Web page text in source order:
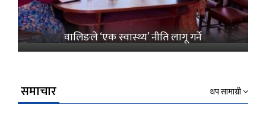
वालिङले ‘एक स्वास्थ्य’ नीति लागू गर्ने
समाचार थप सामाग्री